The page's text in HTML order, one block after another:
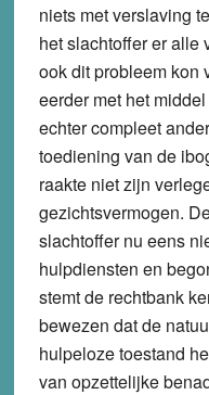
niets met verslaving
het slachtoffer er alle
ook dit probleem kon
eerder met het
echter compleet
toediening van de
raakte niet zijn
gezichtsvermogen.
slachtoffer nu eens
hulpdiensten en
stemt de rechtbank
bewezen dat de
hulpeloze toestand
van opzettelijke